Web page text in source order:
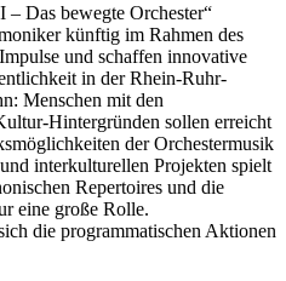
Das bewegte Orchester“
künftig im Rahmen des
und schaffen innovative
in der Rhein-Ruhr-
Menschen mit den
Hintergründen sollen erreicht
der Orchestermusik
interkulturellen Projekten spielt
Repertoires und die
eine große Rolle.
die programmatischen Aktionen